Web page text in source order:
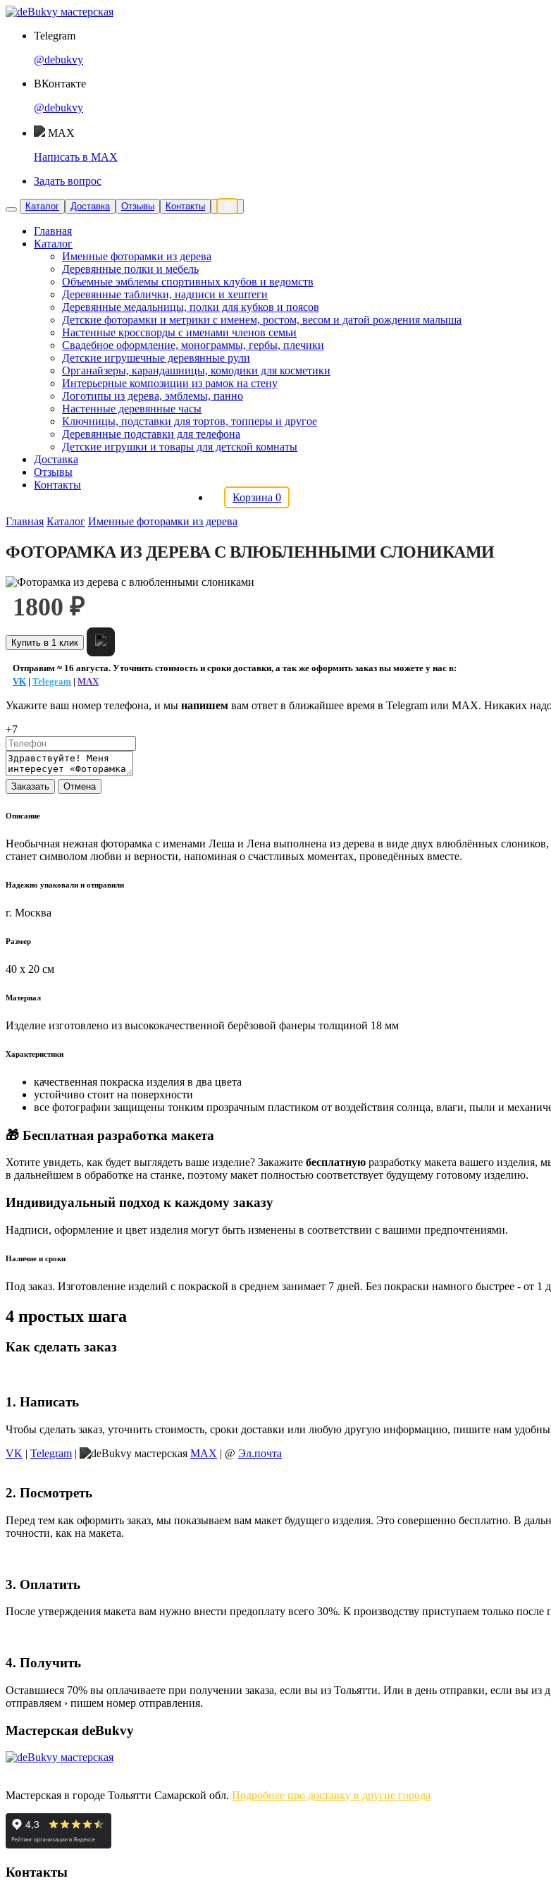
Telegram
@debukvy
ВКонтакте
@debukvy
MAX
Написать в MAX
Задать вопрос
Каталог Доставка Отзывы Контакты
Главная
Каталог
Именные фоторамки из дерева
Деревянные полки и мебель
Объемные эмблемы спортивных клубов и ведомств
Деревянные таблички, надписи и хештеги
Деревянные медальницы, полки для кубков и поясов
Детские фоторамки и метрики с именем, ростом, весом и датой рождения малыша
Настенные кроссворды с именами членов семьи
Свадебное оформление, монограммы, гербы, плечики
Детские игрушечные деревянные рули
Органайзеры, карандашницы, комодики для косметики
Интерьерные композиции из рамок на стену
Логотипы из дерева, эмблемы, панно
Настенные деревянные часы
Ключницы, подставки для тортов, топперы и другое
Деревянные подставки для телефона
Детские игрушки и товары для детской комнаты
Доставка
Отзывы
Контакты
Корзина 0
Главная Каталог Именные фоторамки из дерева
ФОТОРАМКА ИЗ ДЕРЕВА С ВЛЮБЛЕННЫМИ СЛОНИКАМИ
1800 ₽
Купить в 1 клик
Отправим ≈ 16 августа. Уточнить стоимость и сроки доставки, а так же оформить заказ вы можете у нас в:
VK | Telegram | MAX
Укажите ваш номер телефона, и мы напишем вам ответ в ближайшее время в Telegram или MAX. Никаких
+7
Описание
Необычная нежная фоторамка с именами Леша и Лена выполнена из дерева в виде двух влюблённых
станет символом любви и верности, напоминая о счастливых моментах, проведённых вместе.
Надежно упаковали и отправили
г. Москва
Размер
40 х 20 см
Материал
Изделие изготовлено из высококачественной берёзовой фанеры толщиной 18 мм
Характеристики
качественная покраска изделия в два цвета
устойчиво стоит на поверхности
все фотографии защищены тонким прозрачным пластиком от воздействия солнца, влаги, пыли и
🎁 Бесплатная разработка макета
Хотите увидеть, как будет выглядеть ваше изделие? Закажите бесплатную разработку макета вашего
в дальнейшем в обработке на станке, поэтому макет полностью соответствует будущему готовому изделию.
Индивидуальный подход к каждому заказу
Надписи, оформление и цвет изделия могут быть изменены в соответствии с вашими предпочтениями.
Наличие и сроки
Под заказ. Изготовление изделий с покраской в среднем занимает 7 дней. Без покраски намного быстрее - от 1
4 простых шага
Как сделать заказ
1. Написать
Чтобы сделать заказ, уточнить стоимость, сроки доставки или любую другую информацию, пишите нам
VK | Telegram | MAX | @ Эл.почта
2. Посмотреть
Перед тем как оформить заказ, мы показываем вам макет будущего изделия. Это совершенно бесплатно. В
точности, как на макета.
3. Оплатить
После утверждения макета вам нужно внести предоплату всего 30%. К производству приступаем только после
4. Получить
Оставшиеся 70% вы оплачиваете при получении заказа, если вы из Тольятти. Или в день отправки, если вы из
отправляем › пишем номер отправления.
Мастерская deBukvy
Мастерская в городе Тольятти Самарской обл. Подробнее про доставку в другие города
Контакты